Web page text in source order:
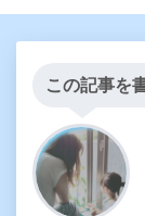
この記事を